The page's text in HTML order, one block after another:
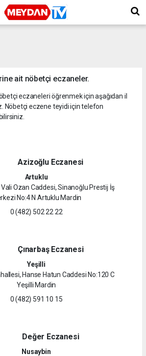
ait nöbetçi eczaneler.
eczaneleri öğrenmek için aşağıdan il
Nöbetçi eczene teyidi için telefon
Azizoğlu Eczanesi
Artuklu
Ozan Caddesi, Sinanoğlu Prestij İş
No:4 N Artuklu Mardin
0 (482) 502 22 22
Çınarbaş Eczanesi
Yeşilli
Hanse Hatun Caddesi No:120 C
Yeşilli Mardin
0 (482) 591 10 15
Değer Eczanesi
Nusaybin